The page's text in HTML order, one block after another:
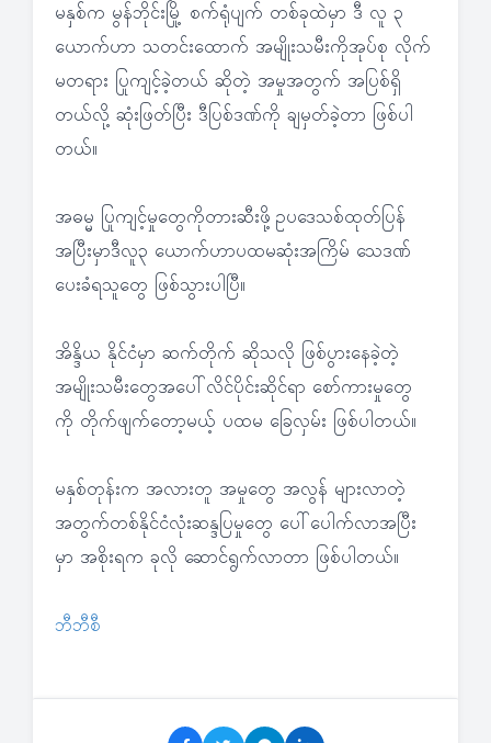
မနှစ်က မွန်ဘိုင်းမြို့ စက်ရုံပျက် တစ်ခုထဲမှာ ဒီ လူ ၃
ယောက်ဟာ သတင်းထောက် အမျိုးသမီးကိုအုပ်စု လိုက်
မတရား ပြုကျင့်ခဲ့တယ် ဆိုတဲ့ အမှုအတွက် အပြစ်ရှိ
တယ်လို့ ဆုံးဖြတ်ပြီး ဒီပြစ်ဒဏ်ကို ချမှတ်ခဲ့တာ ဖြစ်ပါ
တယ်။
အဓမ္မ ပြုကျင့်မှုတွေကိုတားဆီးဖို့ဥပဒေသစ်ထုတ်ပြန်
အပြီးမှာဒီလူ၃ ယောက်ဟာပထမဆုံးအကြိမ် သေဒဏ်
ပေးခံရသူတွေ ဖြစ်သွားပါပြီ။
အိန္ဒိယ နိုင်ငံမှာ ဆက်တိုက် ဆိုသလို ဖြစ်ပွားနေခဲ့တဲ့
အမျိုးသမီးတွေအပေါ်လိင်ပိုင်းဆိုင်ရာ စော်ကားမှုတွေ
ကို တိုက်ဖျက်တော့မယ့် ပထမ ခြေလှမ်း ဖြစ်ပါတယ်။
မနှစ်တုန်းက အလားတူ အမှုတွေ အလွန် များလာတဲ့
အတွက်တစ်နိုင်ငံလုံးဆန္ဒပြမှုတွေ ပေါ်ပေါက်လာအပြီး
မှာ အစိုးရက ခုလို ဆောင်ရွက်လာတာ ဖြစ်ပါတယ်။
ဘီဘီစီ